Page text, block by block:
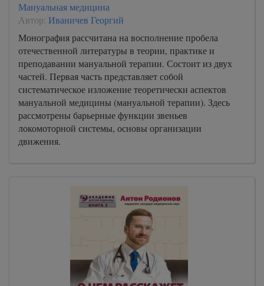
Мануальная медицина
Автор: Иваничев Георгий
Монография рассчитана на восполнение пробела
отечественной литературы в теории, практике и
преподавании мануальной терапии. Состоит из двух
частей. Первая часть представляет собой
систематическое изложение теоретически аспектов
мануальной медицины (мануальной терапии). Здесь
рассмотрены барьерные функции звеньев
локомоторной системы, основы организации
движения.